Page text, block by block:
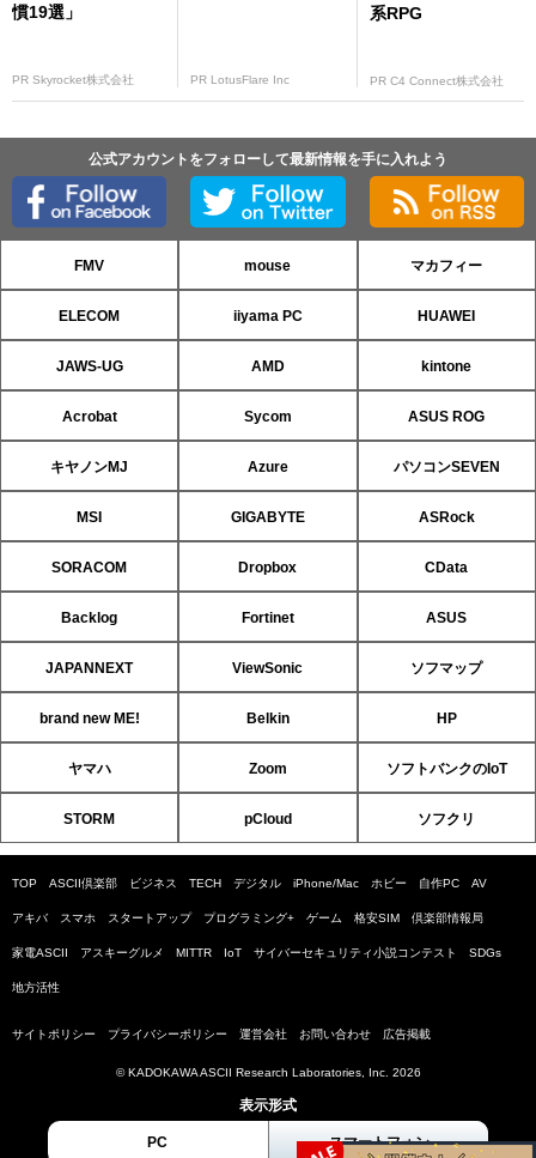
慣19選」
PR Skyrocket株式会社 PR LotusFlare Inc
系RPG
PR C4 Connect株式会社
公式アカウントをフォローして最新情報を手に入れよう
FMV mouse マカフィー
ELECOM iiyama PC HUAWEI
JAWS-UG AMD kintone
Acrobat Sycom ASUS ROG
キヤノンMJ Azure パソコンSEVEN
MSI GIGABYTE ASRock
SORACOM Dropbox CData
Backlog Fortinet ASUS
JAPANNEXT ViewSonic ソフマップ
brand new ME! Belkin HP
ヤマハ Zoom ソフトバンクのIoT
STORM pCloud ソフクリ
TOP ASCII倶楽部 ビジネス TECH デジタル iPhone/Mac ホビー 自作PC AV
アキバ スマホ スタートアップ プログラミング+ ゲーム 格安SIM 倶楽部情報局
家電ASCII アスキーグルメ MITTR IoT サイバーセキュリティ小説コンテスト SDGs
地方活性
サイトポリシー プライバシーポリシー 運営会社 お問い合わせ 広告掲載
© KADOKAWA ASCII Research Laboratories, Inc. 2026
表示形式
PC スマートフォン